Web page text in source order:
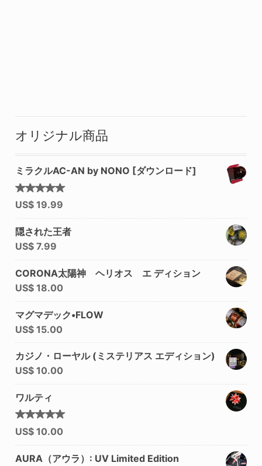
オリジナル商品
ミラクルAC-AN by NONO [ダウンロード]
5段階中
5.00の
US$19.99
隠された王者
US$7.99
CORONA太陽神 ヘリオス エ ディション
US$18.00
マグマデック•FLOW
US$15.00
カジノ・ローヤル (ミステリアス エディション)
US$10.00
ワルティ
5段階中
5.00の
US$10.00
AURA（アウラ）: UV Limited Edition